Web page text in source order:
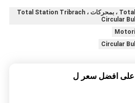
أداة المسح Total Station Tribrach ، بمحركات Total Station Tribrach ،
Circular
Circular
افضل سعر ل